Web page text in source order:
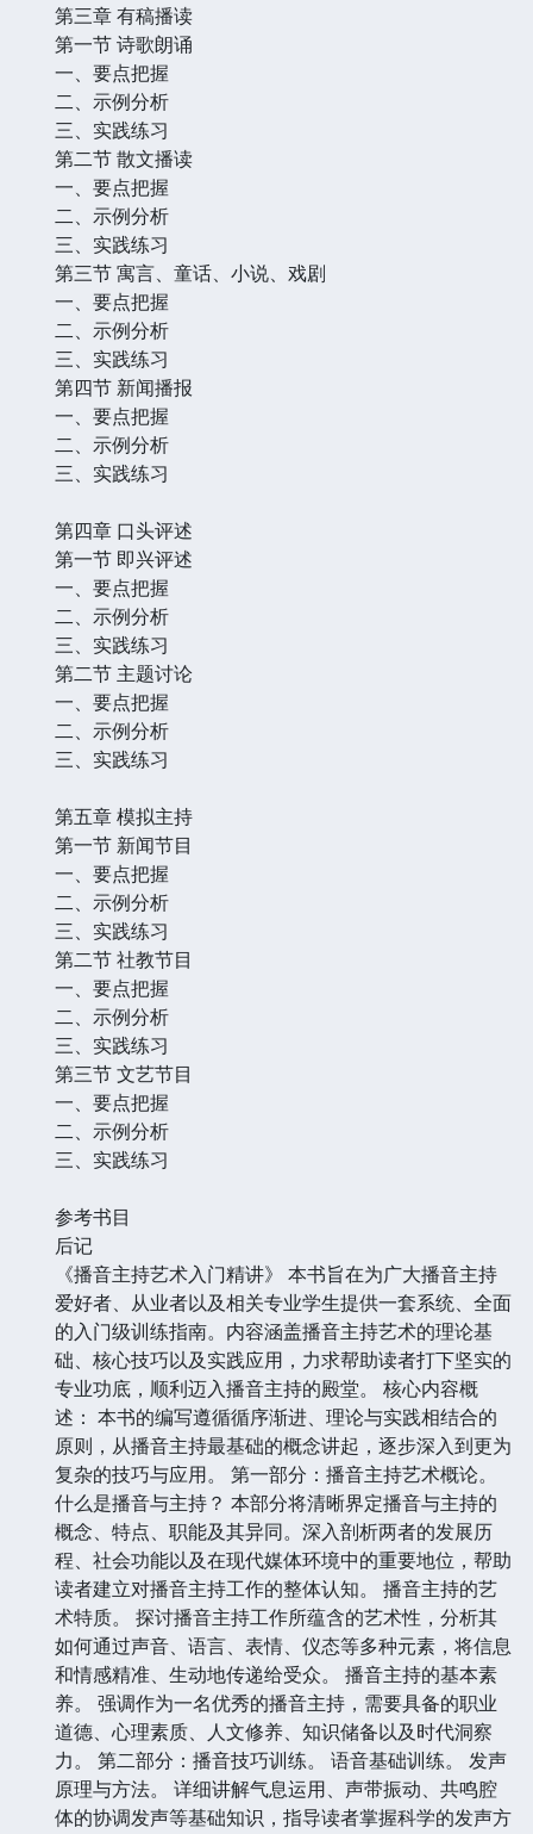
第三章 有稿播读
第一节 诗歌朗诵
一、要点把握
二、示例分析
三、实践练习
第二节 散文播读
一、要点把握
二、示例分析
三、实践练习
第三节 寓言、童话、小说、戏剧
一、要点把握
二、示例分析
三、实践练习
第四节 新闻播报
一、要点把握
二、示例分析
三、实践练习
第四章 口头评述
第一节 即兴评述
一、要点把握
二、示例分析
三、实践练习
第二节 主题讨论
一、要点把握
二、示例分析
三、实践练习
第五章 模拟主持
第一节 新闻节目
一、要点把握
二、示例分析
三、实践练习
第二节 社教节目
一、要点把握
二、示例分析
三、实践练习
第三节 文艺节目
一、要点把握
二、示例分析
三、实践练习
参考书目
后记
《播音主持艺术入门精讲》 本书旨在为广大播音主持
爱好者、从业者以及相关专业学生提供一套系统、全面
的入门级训练指南。内容涵盖播音主持艺术的理论基
础、核心技巧以及实践应用，力求帮助读者打下坚实的
专业功底，顺利迈入播音主持的殿堂。 核心内容概
述： 本书的编写遵循循序渐进、理论与实践相结合的
原则，从播音主持最基础的概念讲起，逐步深入到更为
复杂的技巧与应用。 第一部分：播音主持艺术概论。
什么是播音与主持？ 本部分将清晰界定播音与主持的
概念、特点、职能及其异同。深入剖析两者的发展历
程、社会功能以及在现代媒体环境中的重要地位，帮助
读者建立对播音主持工作的整体认知。 播音主持的艺
术特质。 探讨播音主持工作所蕴含的艺术性，分析其
如何通过声音、语言、表情、仪态等多种元素，将信息
和情感精准、生动地传递给受众。 播音主持的基本素
养。 强调作为一名优秀的播音主持，需要具备的职业
道德、心理素质、人文修养、知识储备以及时代洞察
力。 第二部分：播音技巧训练。 语音基础训练。 发声
原理与方法。 详细讲解气息运用、声带振动、共鸣腔
体的协调发声等基础知识，指导读者掌握科学的发声方